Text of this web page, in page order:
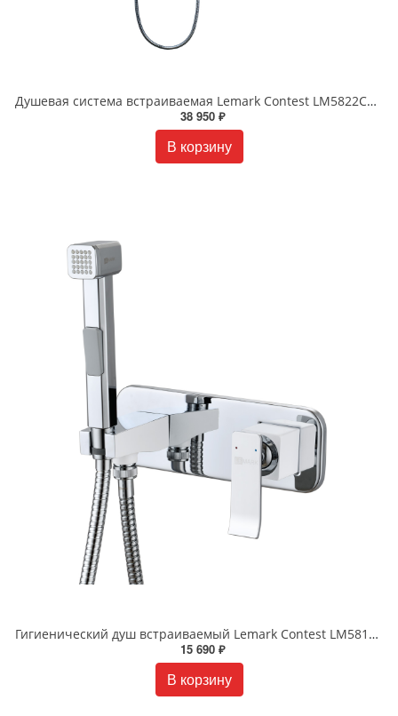
Душевая система встраиваемая Lemark Contest LM5822CW хром белый
38 950 ₽
В корзину
Гигиенический душ встраиваемый Lemark Contest LM5819CW хром белый
15 690 ₽
В корзину